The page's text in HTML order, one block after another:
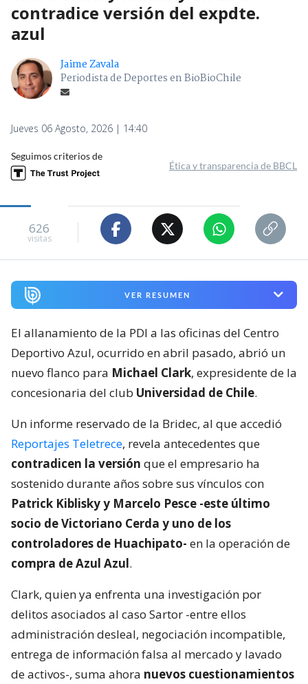
contradice versión del expdte.
azul
Jaime Zavala
Periodista de Deportes en BioBioChile
Jueves 06 Agosto, 2026 | 14:40
Seguimos criterios de
Ética y transparencia de BBCL
626
visitas
VER RESUMEN
El allanamiento de la PDI a las oficinas del Centro
Deportivo Azul, ocurrido en abril pasado, abrió un
nuevo flanco para Michael Clark, expresidente de la
concesionaria del club Universidad de Chile.
Un informe reservado de la Bridec, al que accedió
Reportajes Teletrece, revela antecedentes que
contradicen la versión que el empresario ha
sostenido durante años sobre sus vínculos con
Patrick Kiblisky y Marcelo Pesce -este último
socio de Victoriano Cerda y uno de los
controladores de Huachipato- en la operación de
compra de Azul Azul.
Clark, quien ya enfrenta una investigación por
delitos asociados al caso Sartor -entre ellos
administración desleal, negociación incompatible,
entrega de información falsa al mercado y lavado
de activos-, suma ahora nuevos cuestionamientos